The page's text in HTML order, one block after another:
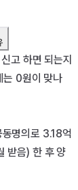
고 하면 되는지
는 0원이 맞나
명의로 3.18억
받음) 한 후 양